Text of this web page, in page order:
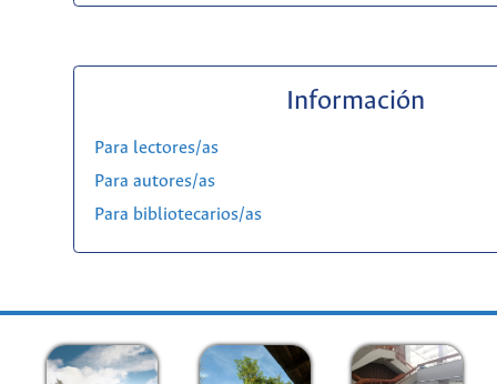
Información
Para lectores/as
Para autores/as
Para bibliotecarios/as